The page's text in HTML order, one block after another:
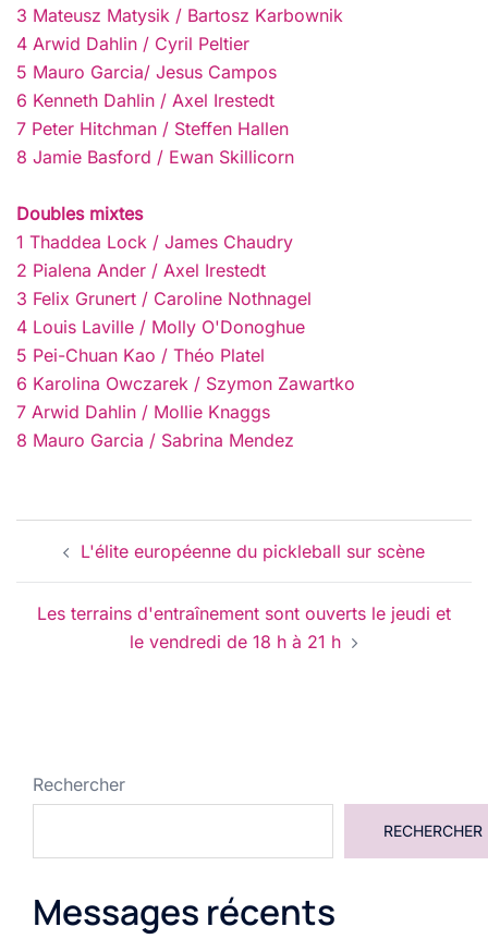
3 Mateusz Matysik / Bartosz Karbownik
4 Arwid Dahlin / Cyril Peltier
5 Mauro Garcia/ Jesus Campos
6 Kenneth Dahlin / Axel Irestedt
7 Peter Hitchman / Steffen Hallen
8 Jamie Basford / Ewan Skillicorn
Doubles mixtes
1 Thaddea Lock / James Chaudry
2 Pialena Ander / Axel Irestedt
3 Felix Grunert / Caroline Nothnagel
4 Louis Laville / Molly O'Donoghue
5 Pei-Chuan Kao / Théo Platel
6 Karolina Owczarek / Szymon Zawartko
7 Arwid Dahlin / Mollie Knaggs
8 Mauro Garcia / Sabrina Mendez
d’articleL'élite européenne du pickleball sur scène
Les terrains d'entraînement sont ouverts le jeudi et
le vendredi de 18 h à 21 h
Rechercher
RECHERCHER
Messages récents